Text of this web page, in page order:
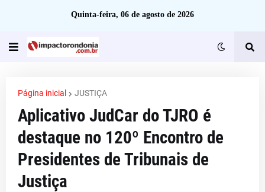
Quinta-feira, 06 de agosto de 2026
Página inicial JUSTIÇA
Aplicativo JudCar do TJRO é
destaque no 120º Encontro de
Presidentes de Tribunais de
Justiça